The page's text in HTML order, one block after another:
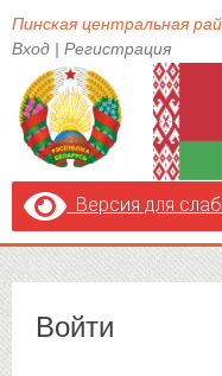
Пинская центральная
Вход | Регистрация
Версия для
Войти